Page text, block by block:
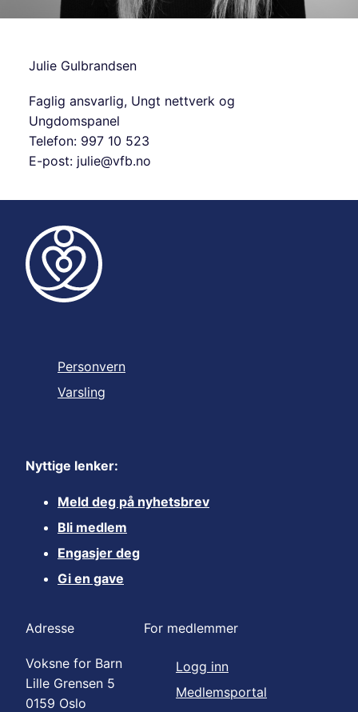
Julie Gulbrandsen
Faglig ansvarlig, Ungt nettverk og
Ungdomspanel
Telefon: 997 10 523
E-post: julie@vfb.no
Personvern
Varsling
Nyttige lenker:
Meld deg på nyhetsbrev
Bli medlem
Engasjer deg
Gi en gave
Adresse
Voksne for Barn
Lille Grensen 5
0159 Oslo
For medlemmer
Logg inn
Medlemsportal